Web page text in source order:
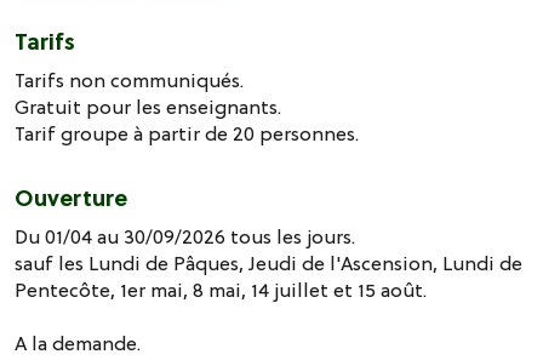
Tarifs
Tarifs non communiqués.
Gratuit pour les enseignants.
Tarif groupe à partir de 20 personnes.
Ouverture
Du 01/04 au 30/09/2026 tous les jours.
sauf les Lundi de Pâques, Jeudi de l'Ascension, Lundi de
Pentecôte, 1er mai, 8 mai, 14 juillet et 15 août.
A la demande.